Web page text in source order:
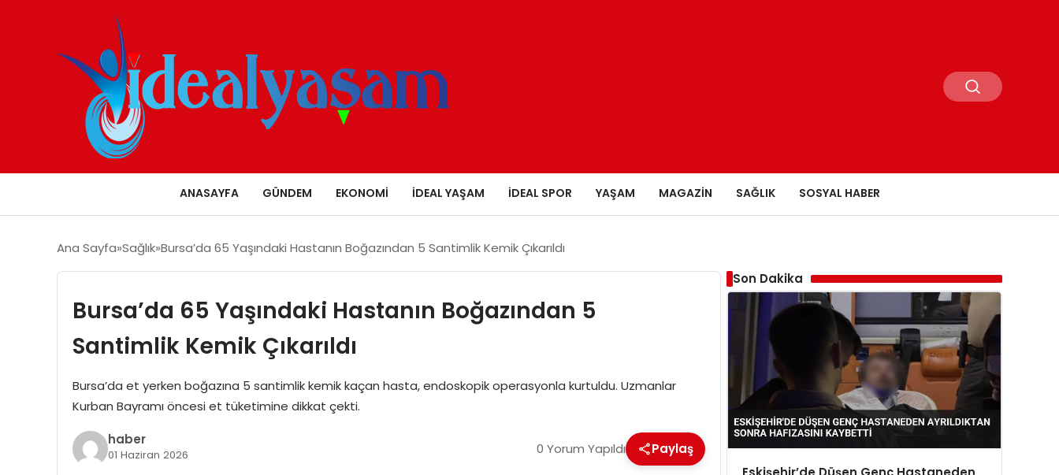
ANASAYFA GÜNDEM EKONOMI İDEAL YAŞAM İDEAL SPOR YAŞAM MAGAZIN SAĞLIK SOSYAL HABER
Ana Sayfa Sağlık Bursa’da 65 Yaşındaki Hastanın Boğazından 5 Santimlik Kemik Çıkarıldı
Bursa’da 65 Yaşındaki Hastanın Boğazından 5
Santimlik Kemik Çıkarıldı
Bursa’da et yerken boğazına 5 santimlik kemik kaçan hasta, endoskopik operasyonla kurtuldu. Uzmanlar
Kurban Bayramı öncesi et tüketimine dikkat çekti.
haber
01 Haziran 2026 0 Yorum Yapıldı Paylaş
Son Dakika